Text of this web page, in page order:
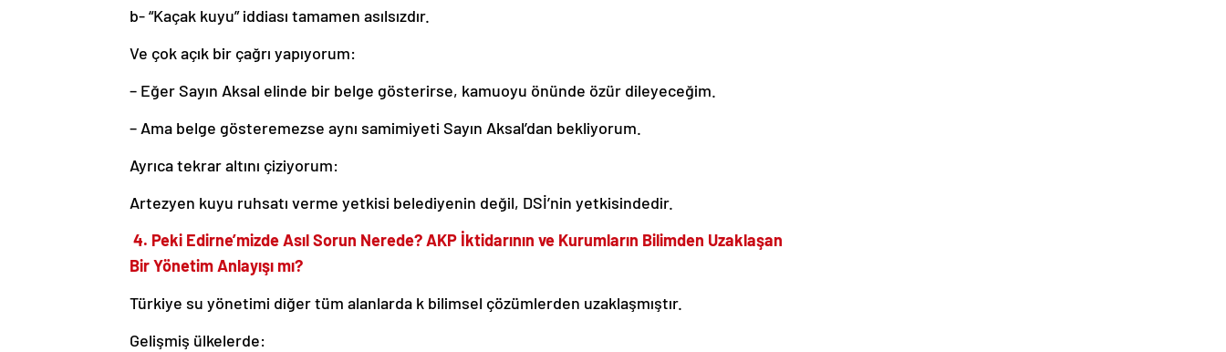
b- “Kaçak kuyu” iddiası tamamen asılsızdır.
Ve çok açık bir çağrı yapıyorum:
– Eğer Sayın Aksal elinde bir belge gösterirse, kamuoyu önünde özür dileyeceğim.
– Ama belge gösteremezse aynı samimiyeti Sayın Aksal’dan bekliyorum.
Ayrıca tekrar altını çiziyorum:
Artezyen kuyu ruhsatı verme yetkisi belediyenin değil, DSİ’nin yetkisindedir.
4. Peki Edirne’mizde Asıl Sorun Nerede? AKP İktidarının ve Kurumların Bilimden Uzaklaşan
Bir Yönetim Anlayışı mı?
Türkiye su yönetimi diğer tüm alanlarda k bilimsel çözümlerden uzaklaşmıştır.
Gelişmiş ülkelerde: